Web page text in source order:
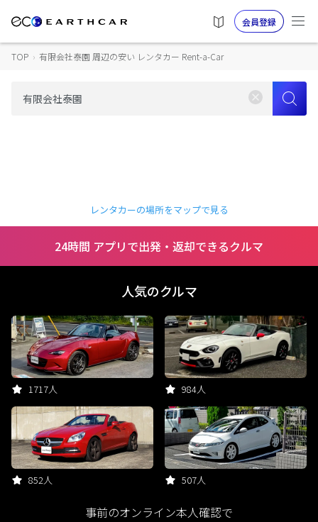
会員登録
TOP › 有限会社泰園 周辺の安い レンタカー Rent-a-Car
レンタカーの場所をマップで見る
24時間 アプリで出発・返却できるクルマ
人気のクルマ
1717人 984人
852人 507人
事前のオンライン本人確認で